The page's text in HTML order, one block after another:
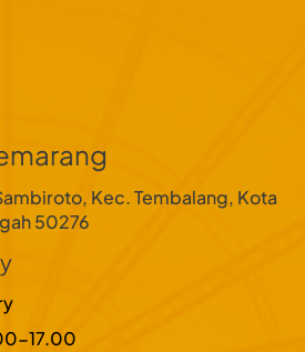
Kec. Tembalang, Kota
50276
17.00